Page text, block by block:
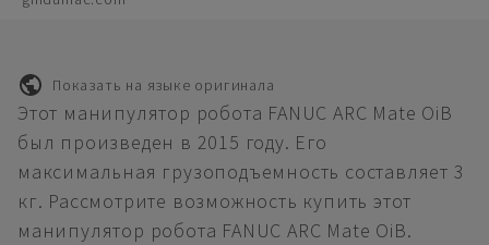
Показать на языке оригинала
Этот манипулятор робота FANUC ARC Mate OiB
был произведен в 2015 году. Его
максимальная грузоподъемность составляет 3
кг. Рассмотрите возможность купить этот
манипулятор робота FANUC ARC Mate OiB.